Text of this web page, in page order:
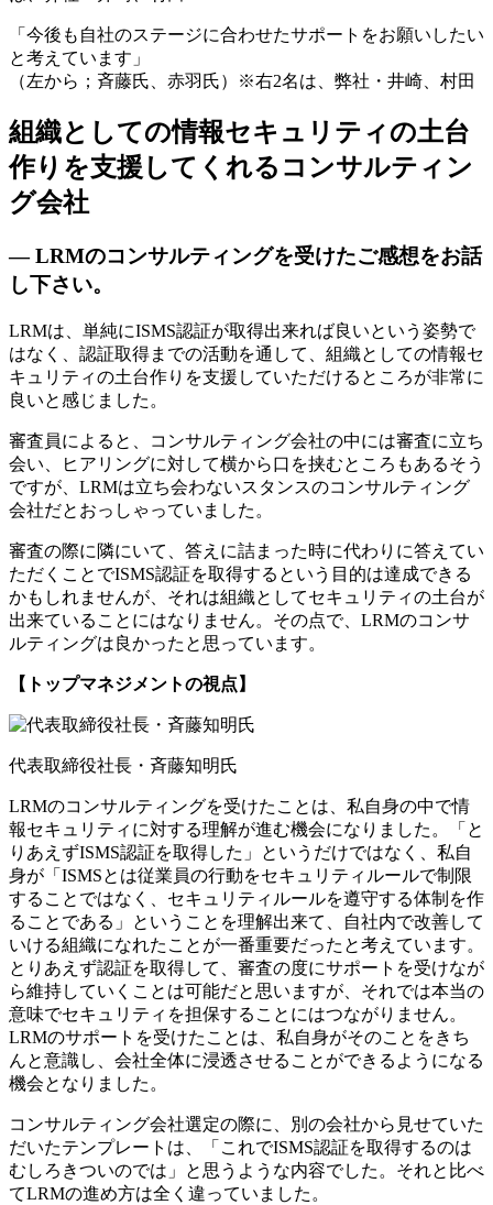
「今後も自社のステージに合わせたサポートをお願いしたい
と考えています」
（左から；斉藤氏、赤羽氏）※右2名は、弊社・井崎、村田
組織としての情報セキュリティの土台
作りを支援してくれるコンサルティン
グ会社
— LRMのコンサルティングを受けたご感想をお話
し下さい。
LRMは、単純にISMS認証が取得出来れば良いという姿勢で
はなく、認証取得までの活動を通して、組織としての情報セ
キュリティの土台作りを支援していただけるところが非常に
良いと感じました。
審査員によると、コンサルティング会社の中には審査に立ち
会い、ヒアリングに対して横から口を挟むところもあるそう
ですが、LRMは立ち会わないスタンスのコンサルティング
会社だとおっしゃっていました。
審査の際に隣にいて、答えに詰まった時に代わりに答えてい
ただくことでISMS認証を取得するという目的は達成できる
かもしれませんが、それは組織としてセキュリティの土台が
出来ていることにはなりません。その点で、LRMのコンサ
ルティングは良かったと思っています。
【トップマネジメントの視点】
代表取締役社長・斉藤知明氏
LRMのコンサルティングを受けたことは、私自身の中で情
報セキュリティに対する理解が進む機会になりました。「と
りあえずISMS認証を取得した」というだけではなく、私自
身が「ISMSとは従業員の行動をセキュリティルールで制限
することではなく、セキュリティルールを遵守する体制を作
ることである」ということを理解出来て、自社内で改善して
いける組織になれたことが一番重要だったと考えています。
とりあえず認証を取得して、審査の度にサポートを受けなが
ら維持していくことは可能だと思いますが、それでは本当の
意味でセキュリティを担保することにはつながりません。
LRMのサポートを受けたことは、私自身がそのことをきち
んと意識し、会社全体に浸透させることができるようになる
機会となりました。
コンサルティング会社選定の際に、別の会社から見せていた
だいたテンプレートは、「これでISMS認証を取得するのは
むしろきついのでは」と思うような内容でした。それと比べ
てLRMの進め方は全く違っていました。